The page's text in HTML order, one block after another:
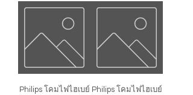
Philips โคมไฟไฮเบย์ Philips โคมไฟไฮเบย์